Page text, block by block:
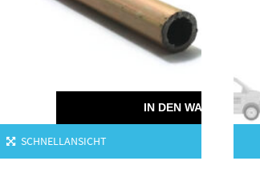
IN DEN WARENKORB
SCHNELLANSICHT